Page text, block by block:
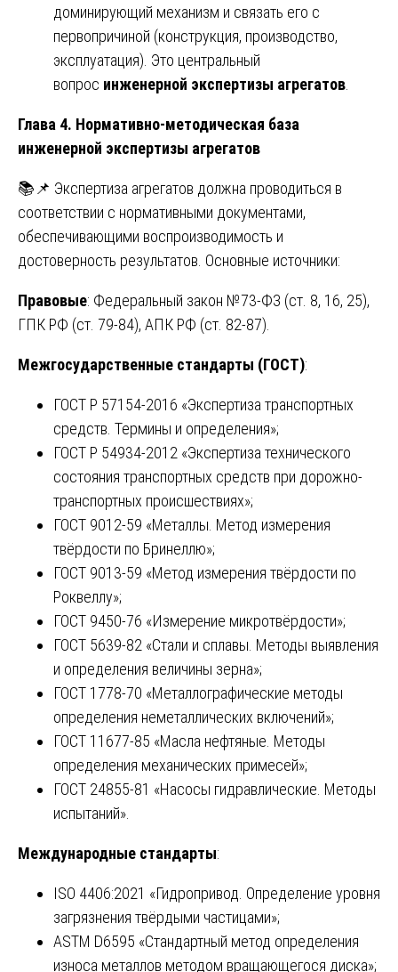
доминирующий механизм и связать его с
первопричиной (конструкция, производство,
эксплуатация). Это центральный
вопрос инженерной экспертизы агрегатов
Глава 4. Нормативно-методическая база
инженерной экспертизы агрегатов
📚📌 Экспертиза агрегатов должна проводиться в
соответствии с нормативными документами,
обеспечивающими воспроизводимость и
достоверность результатов. Основные источники:
Правовые: Федеральный закон №73-ФЗ (ст. 8, 16, 25),
ГПК РФ (ст. 79-84), АПК РФ (ст. 82-87).
Межгосударственные стандарты (ГОСТ):
ГОСТ Р 57154-2016 «Экспертиза транспортных
средств. Термины и определения»;
ГОСТ Р 54934-2012 «Экспертиза технического
состояния транспортных средств при дорожно-
транспортных происшествиях»;
ГОСТ 9012-59 «Металлы. Метод измерения
твёрдости по Бринеллю»;
ГОСТ 9013-59 «Метод измерения твёрдости по
Роквеллу»;
ГОСТ 9450-76 «Измерение микротвёрдости»;
ГОСТ 5639-82 «Стали и сплавы. Методы выявления
и определения величины зерна»;
ГОСТ 1778-70 «Металлографические методы
определения неметаллических включений»;
ГОСТ 11677-85 «Масла нефтяные. Методы
определения механических примесей»;
ГОСТ 24855-81 «Насосы гидравлические. Методы
испытаний».
Международные стандарты:
ISO 4406:2021 «Гидропривод. Определение уровня
загрязнения твёрдыми частицами»;
ASTM D6595 «Стандартный метод определения
износа металлов методом вращающегося диска»;